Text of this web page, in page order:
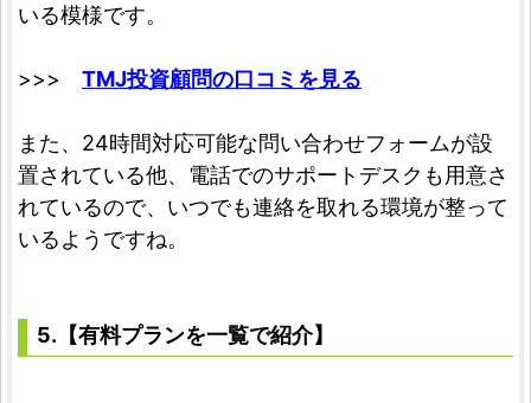
いる模様です。
>>> TMJ投資顧問の口コミを見る
また、24時間対応可能な問い合わせフォームが設
置されている他、電話でのサポートデスクも用意さ
れているので、いつでも連絡を取れる環境が整って
いるようですね。
5.【有料プランを一覧で紹介】